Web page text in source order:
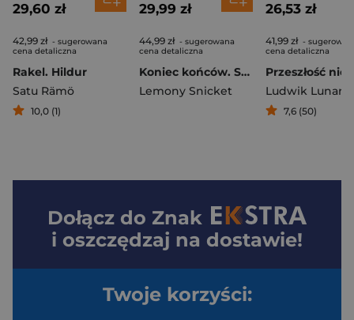
29,60 zł
42,99 zł - sugerowana
cena detaliczna
Rakel. Hildur
Satu Rämö
10,0 (1)
29,99 zł
44,99 zł - sugerowana
cena detaliczna
Koniec końców. Seria niefortunnych zdarzeń. Tom 13
Lemony Snicket
26,53 zł
41,99 zł -
cena detaliczna
Ludwik Lunar
7,6 (50)
Dołącz do Znak
i oszczędzaj na dostawie!
Twoje korzyści: